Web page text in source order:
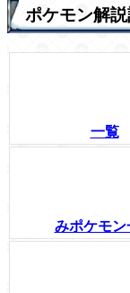
ポケモン解
一覧
みポケモン